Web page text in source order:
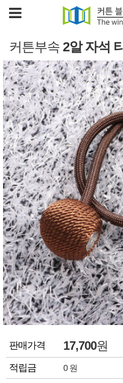
커튼부속 2알 자석
판매가격 17,700원
적립금 0 원